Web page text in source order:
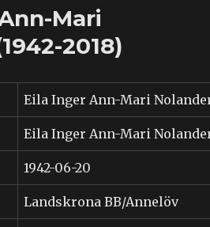
(1924-
1994)
Mari
2018)
Eila Inger Ann-Mari
Eila Inger Ann-Mari
1942-06-20
Landskrona BB/Annelöv